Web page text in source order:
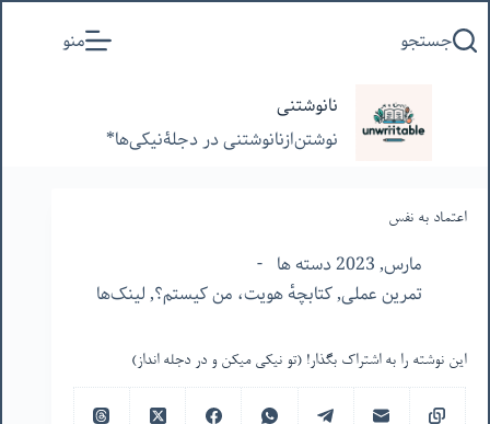
به
جستجو منو
نانوشتنی
نوشتن‌از‌نانوشتنی‌ در‌ دجلۀنیکی‌ها*
اعتماد به نفس
مارس, 2023 دسته ها
تمرین عملی,کتابچهٔ هویت، من کیستم؟,لینک‌ها
این نوشته را به اشتراک بگذار! (تو نیکی میکن و در دجله انداز)